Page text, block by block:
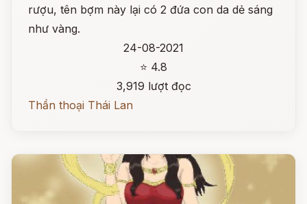
rượu, tên bợm này lại có 2 đứa con da dẻ sáng
như vàng.
24-08-2021
⭐ 4.8
3,919 lượt đọc
Thần thoại Thái Lan